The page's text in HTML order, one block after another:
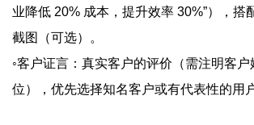
业降低 20% 成本，提升效率 30%”），搭
截图（可选）。
◦客户证言：真实客户的评价（需注明客户
位），优先选择知名客户或有代表性的用